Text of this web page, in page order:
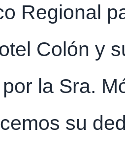
Regional
Colón y
la Sra.
su